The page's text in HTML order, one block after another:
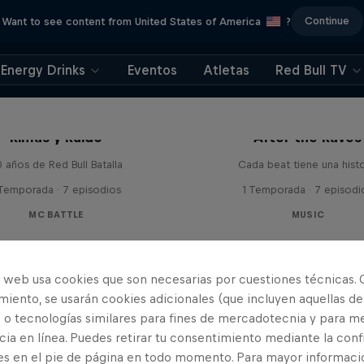
Want to see content from United States of America ? Continue
Energy Drinks Eventos Atletas Red Bull TV
Rimas y Ruido
años de Red Bull Batalla
· 7 episodios
MC BATTLE
After the Raves
Cada beat tiene una
1 Temporada · 7
MUSIC
web usa cookies que son necesarias por cuestiones técnicas.
se usarán cookies adicionales (que incluyen aquellas de
tecnologías similares para fines de mercadotecnia y para
en línea. Puedes retirar tu consentimiento mediante la
en el pie de página en todo momento. Para mayor